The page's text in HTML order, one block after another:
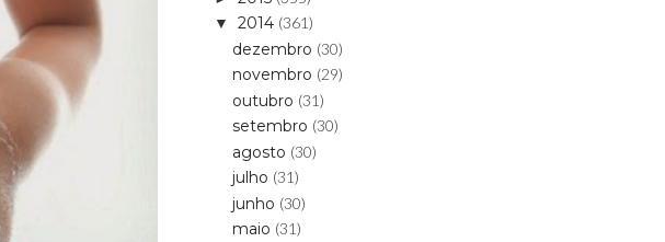
▼ 2014 (361)
dezembro (30)
novembro (29)
outubro (31)
setembro (30)
agosto (30)
julho (31)
junho (30)
maio (31)